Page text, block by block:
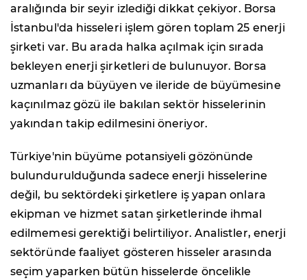
aralığında bir seyir izlediği dikkat çekiyor. Borsa
İstanbul'da hisseleri işlem gören toplam 25 enerji
şirketi var. Bu arada halka açılmak için sırada
bekleyen enerji şirketleri de bulunuyor. Borsa
uzmanları da büyüyen ve ileride de büyümesine
kaçınılmaz gözü ile bakılan sektör hisselerinin
yakından takip edilmesini öneriyor.
Türkiye'nin büyüme potansiyeli gözönünde
bulundurulduğunda sadece enerji hisselerine
değil, bu sektördeki şirketlere iş yapan onlara
ekipman ve hizmet satan şirketlerinde ihmal
edilmemesi gerektiği belirtiliyor. Analistler, enerji
sektöründe faaliyet gösteren hisseler arasında
seçim yaparken bütün hisselerde öncelikle